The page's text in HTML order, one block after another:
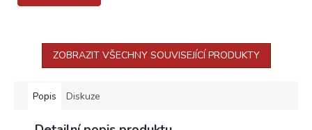
ZOBRAZIT VŠECHNY SOUVISEJÍCÍ PRODUKTY
Popis Diskuze